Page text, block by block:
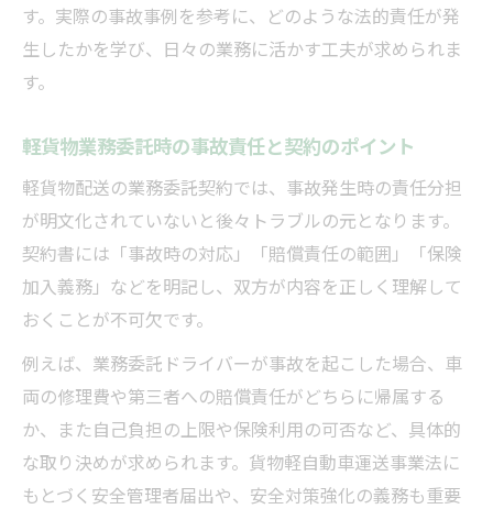
す。実際の事故事例を参考に、どのような法的責任が発
生したかを学び、日々の業務に活かす工夫が求められま
す。
軽貨物業務委託時の事故責任と契約のポイント
軽貨物配送の業務委託契約では、事故発生時の責任分担
が明文化されていないと後々トラブルの元となります。
契約書には「事故時の対応」「賠償責任の範囲」「保険
加入義務」などを明記し、双方が内容を正しく理解して
おくことが不可欠です。
例えば、業務委託ドライバーが事故を起こした場合、車
両の修理費や第三者への賠償責任がどちらに帰属する
か、また自己負担の上限や保険利用の可否など、具体的
な取り決めが求められます。貨物軽自動車運送事業法に
もとづく安全管理者届出や、安全対策強化の義務も重要